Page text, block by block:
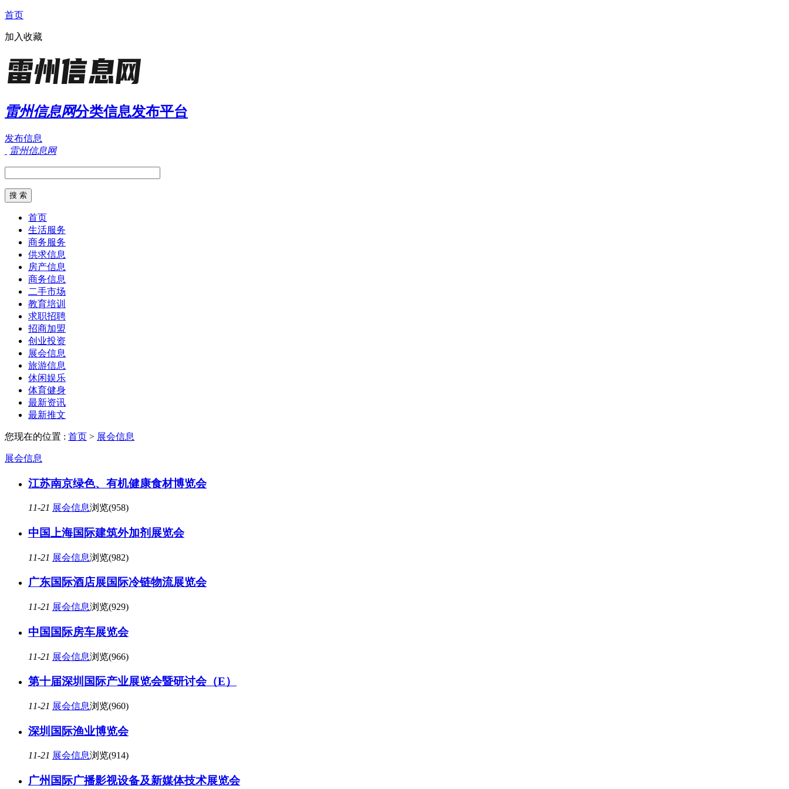
首页
加入收藏
雷州信息网分类信息发布平台
发布信息
雷州信息网
首页
生活服务
商务服务
供求信息
房产信息
商务信息
二手市场
教育培训
求职招聘
招商加盟
创业投资
展会信息
旅游信息
休闲娱乐
体育健身
最新资讯
最新推文
您现在的位置 : 首页 > 展会信息
展会信息
江苏南京绿色、有机健康食材博览会
11-21 展会信息浏览(958)
中国上海国际建筑外加剂展览会
11-21 展会信息浏览(982)
广东国际酒店展国际冷链物流展览会
11-21 展会信息浏览(929)
中国国际房车展览会
11-21 展会信息浏览(966)
第十届深圳国际产业展览会暨研讨会（E）
11-21 展会信息浏览(960)
深圳国际渔业博览会
11-21 展会信息浏览(914)
广州国际广播影视设备及新媒体技术展览会